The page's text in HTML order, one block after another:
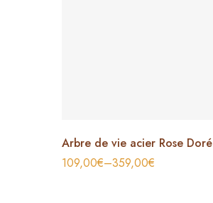
Arbre de vie acier Rose Doré
109,00€–359,00€